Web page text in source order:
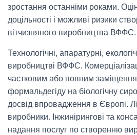
зростання останніми роками.
доцільності і можливі ризики
вітчизняного виробництва ВФФС.
Технологічні, апаратурні,
виробництві ВФФС.
частковим або повним
формальдегіду на біологічну
досвід впровадження в Європі.
виробники. Інжинірингові та
надання послуг по створенню